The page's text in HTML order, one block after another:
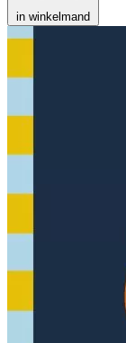
in winkelmand